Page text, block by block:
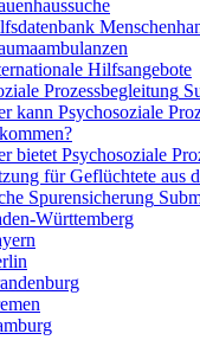
Hilfsangebote
Prozessbegleitung
kann Psychosoziale
bietet Psychosoziale
für Geflüchtete aus
Spurensicherung
Württemberg